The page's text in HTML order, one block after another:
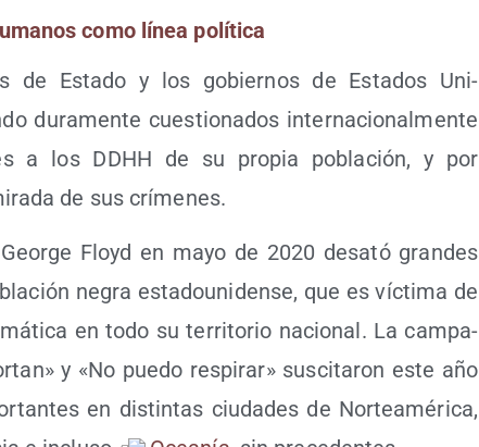
como línea política
de Esta­do y los gobier­nos de Esta­dos Uni­
dura­men­te cues­tio­na­dos inter­na­cio­nal­men­te
a los DDHH de su pro­pia pobla­ción, y por
de sus crímenes.
Floyd en mayo de 2020 des­ató gran­des
negra esta­dou­ni­den­se, que es víc­ti­ma de
en todo su terri­to­rio nacio­nal. La cam­pa­
y «No pue­do res­pi­rar» sus­ci­ta­ron este año
en dis­tin­tas ciu­da­des de Nor­te­amé­ri­ca,